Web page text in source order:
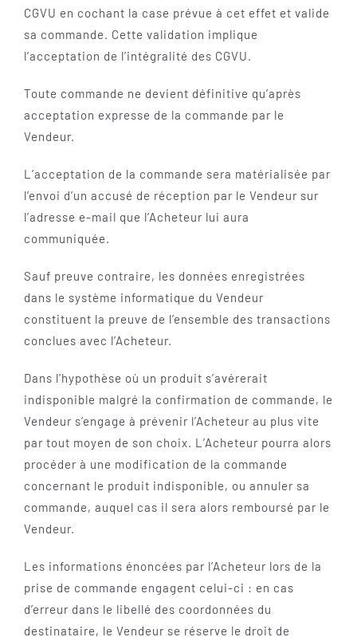
CGVU en cochant la case prévue à cet effet et valide
sa commande. Cette validation implique
l’acceptation de l’intégralité des CGVU.
Toute commande ne devient définitive qu’après
acceptation expresse de la commande par le
Vendeur.
L’acceptation de la commande sera matérialisée par
l’envoi d’un accusé de réception par le Vendeur sur
l’adresse e-mail que l’Acheteur lui aura
communiquée.
Sauf preuve contraire, les données enregistrées
dans le système informatique du Vendeur
constituent la preuve de l’ensemble des transactions
conclues avec l’Acheteur.
Dans l’hypothèse où un produit s’avérerait
indisponible malgré la confirmation de commande, le
Vendeur s’engage à prévenir l’Acheteur au plus vite
par tout moyen de son choix. L’Acheteur pourra alors
procéder à une modification de la commande
concernant le produit indisponible, ou annuler sa
commande, auquel cas il sera alors remboursé par le
Vendeur.
Les informations énoncées par l’Acheteur lors de la
prise de commande engagent celui-ci : en cas
d’erreur dans le libellé des coordonnées du
destinataire, le Vendeur se réserve le droit de